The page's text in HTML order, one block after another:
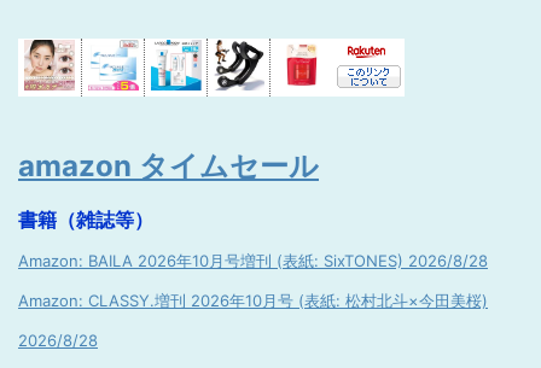
amazon タイムセール
書籍（雑誌等）
Amazon: BAILA 2026年10月号増刊 (表紙: SixTONES) 2026/8/28
Amazon: CLASSY.増刊 2026年10月号 (表紙: 松村北斗×今田美桜)
2026/8/28